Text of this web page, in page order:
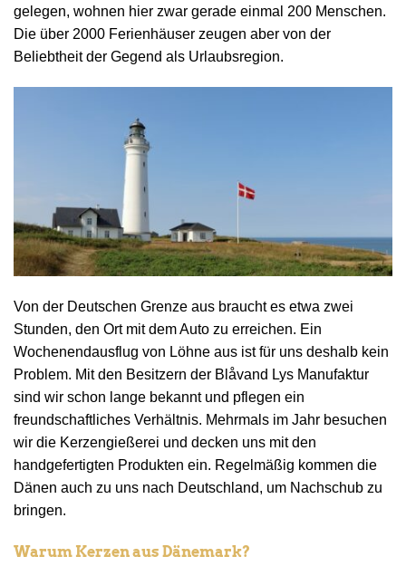
gelegen, wohnen hier zwar gerade einmal 200 Menschen.
Die über 2000 Ferienhäuser zeugen aber von der
Beliebtheit der Gegend als Urlaubsregion.
Von der Deutschen Grenze aus braucht es etwa zwei
Stunden, den Ort mit dem Auto zu erreichen. Ein
Wochenendausflug von Löhne aus ist für uns deshalb kein
Problem. Mit den Besitzern der Blåvand Lys Manufaktur
sind wir schon lange bekannt und pflegen ein
freundschaftliches Verhältnis. Mehrmals im Jahr besuchen
wir die Kerzengießerei und decken uns mit den
handgefertigten Produkten ein. Regelmäßig kommen die
Dänen auch zu uns nach Deutschland, um Nachschub zu
bringen.
Warum Kerzen aus Dänemark?